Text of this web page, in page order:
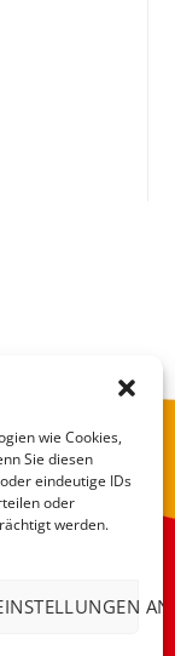
wie Cookies,
Sie diesen
eindeutige IDs
oder
werden.